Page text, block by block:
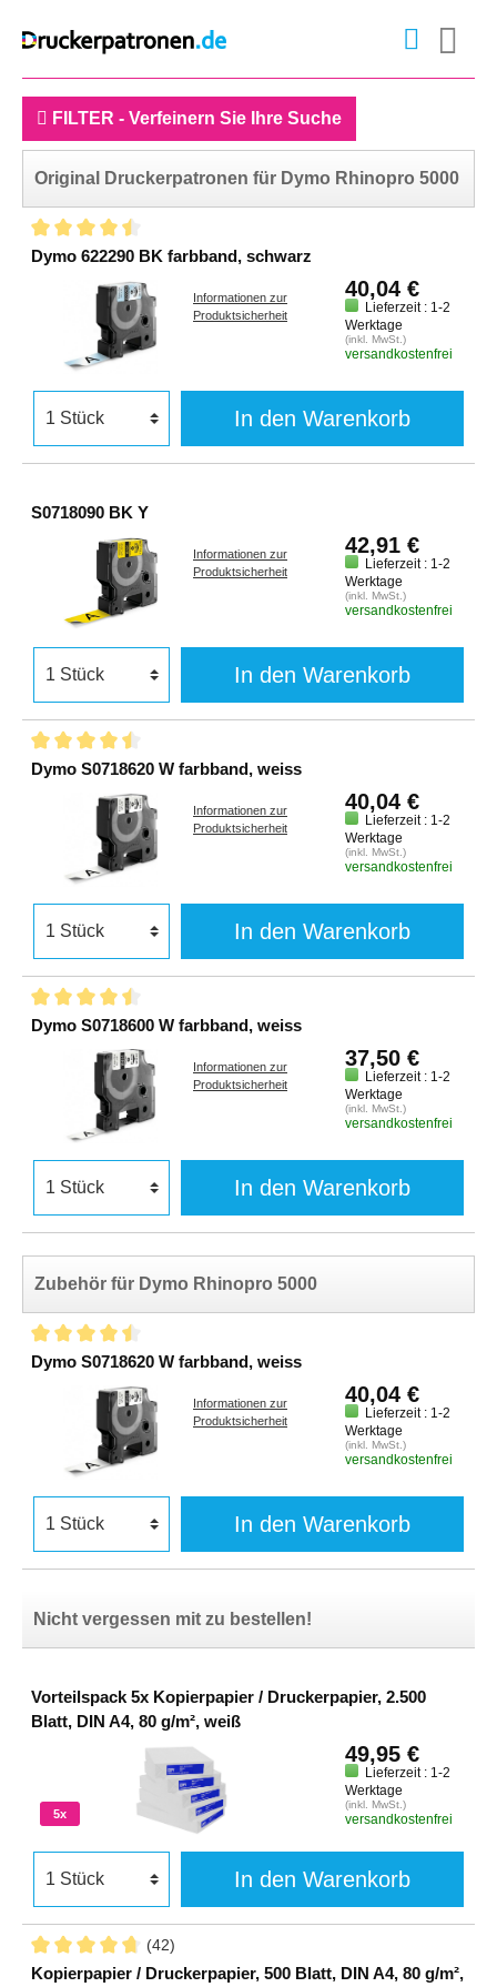
FILTER - Verfeinern Sie Ihre Suche
Original Druckerpatronen für Dymo Rhinopro 5000
Dymo 622290 BK farbband, schwarz
Informationen zur
Produktsicherheit
40,04 €
Lieferzeit : 1-2
Werktage
(inkl. MwSt.)
versandkostenfrei
In den Warenkorb
S0718090 BK Y
Informationen zur
Produktsicherheit
42,91 €
Lieferzeit : 1-2
Werktage
(inkl. MwSt.)
versandkostenfrei
In den Warenkorb
Dymo S0718620 W farbband, weiss
Informationen zur
Produktsicherheit
40,04 €
Lieferzeit : 1-2
Werktage
(inkl. MwSt.)
versandkostenfrei
In den Warenkorb
Dymo S0718600 W farbband, weiss
Informationen zur
Produktsicherheit
37,50 €
Lieferzeit : 1-2
Werktage
(inkl. MwSt.)
versandkostenfrei
In den Warenkorb
Zubehör für Dymo Rhinopro 5000
Dymo S0718620 W farbband, weiss
Informationen zur
Produktsicherheit
40,04 €
Lieferzeit : 1-2
Werktage
(inkl. MwSt.)
versandkostenfrei
In den Warenkorb
Nicht vergessen mit zu bestellen!
Vorteilspack 5x Kopierpapier / Druckerpapier, 2.500
Blatt, DIN A4, 80 g/m², weiß
5x
49,95 €
Lieferzeit : 1-2
Werktage
(inkl. MwSt.)
versandkostenfrei
In den Warenkorb
(42)
Kopierpapier / Druckerpapier, 500 Blatt, DIN A4, 80 g/m²,